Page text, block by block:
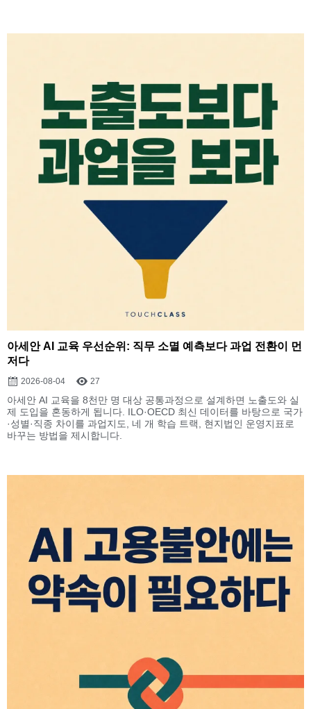
아세안 AI 교육 우선순위: 직무 소멸 예측보다 과업 전환이 먼
저다
2026-08-04 27
아세안 AI 교육을 8천만 명 대상 공통과정으로 설계하면 노출도와 실
제 도입을 혼동하게 됩니다. ILO·OECD 최신 데이터를 바탕으로 국가
·성별·직종 차이를 과업지도, 네 개 학습 트랙, 현지법인 운영지표로
바꾸는 방법을 제시합니다.